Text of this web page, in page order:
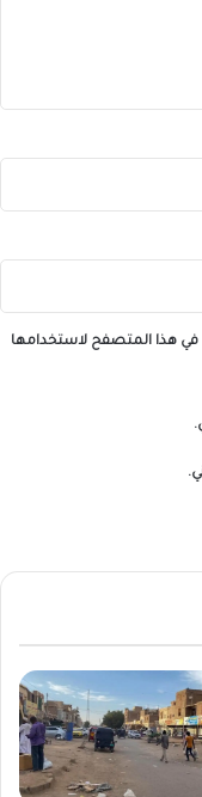
في هذا المتصفح لاستخدامها